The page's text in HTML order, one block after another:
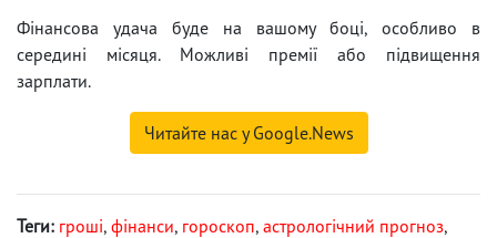
Фінансова удача буде на вашому боці, особливо в
середині місяця. Можливі премії або підвищення
зарплати.
Читайте нас у Google.News
Теги: гроші, фінанси, гороскоп, астрологічний прогноз,